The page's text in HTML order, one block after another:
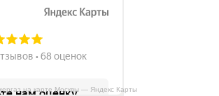
на карте Москвы — Яндекс Карты